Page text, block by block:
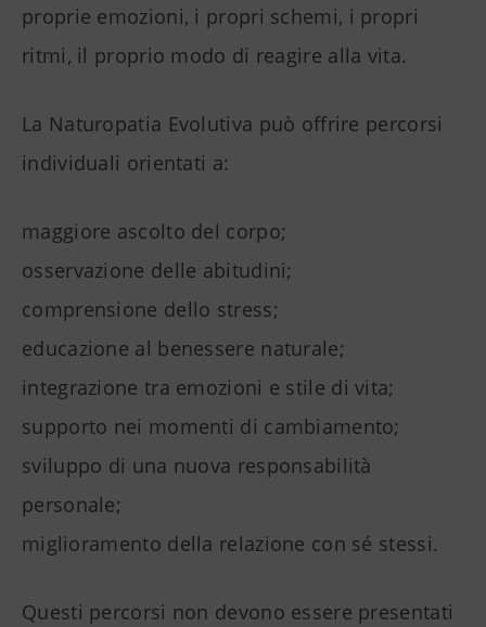
proprie emozioni, i propri schemi, i propri
ritmi, il proprio modo di reagire alla vita.
La Naturopatia Evolutiva può offrire percorsi
individuali orientati a:
maggiore ascolto del corpo;
osservazione delle abitudini;
comprensione dello stress;
educazione al benessere naturale;
integrazione tra emozioni e stile di vita;
supporto nei momenti di cambiamento;
sviluppo di una nuova responsabilità
personale;
miglioramento della relazione con sé stessi.
Questi percorsi non devono essere presentati